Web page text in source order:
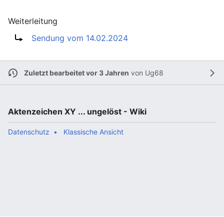
Weiterleitung
Weiterleitung nach:
Sendung vom 14.02.2024
Zuletzt bearbeitet vor 3 Jahren von Ug68
Aktenzeichen XY ... ungelöst - Wiki
Datenschutz Klassische Ansicht